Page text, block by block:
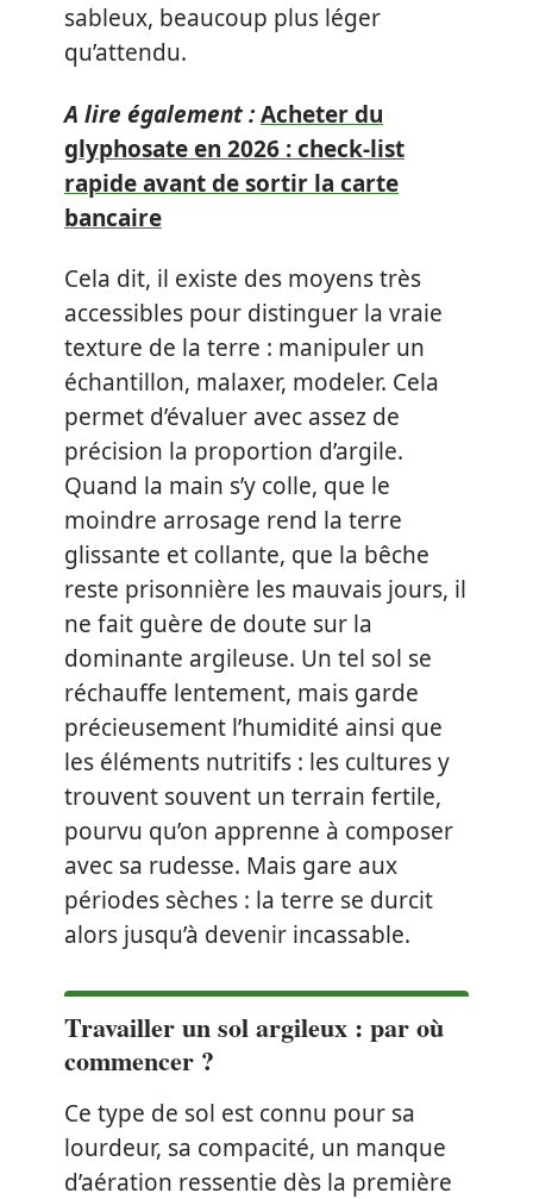
sableux, beaucoup plus léger
qu’attendu.
A lire également :Acheter du
glyphosate en 2026 : check-list
rapide avant de sortir la carte
bancaire
Cela dit, il existe des moyens très
accessibles pour distinguer la vraie
texture de la terre : manipuler un
échantillon, malaxer, modeler. Cela
permet d’évaluer avec assez de
précision la proportion d’argile.
Quand la main s’y colle, que le
moindre arrosage rend la terre
glissante et collante, que la bêche
reste prisonnière les mauvais jours, il
ne fait guère de doute sur la
dominante argileuse. Un tel sol se
réchauffe lentement, mais garde
précieusement l’humidité ainsi que
les éléments nutritifs : les cultures y
trouvent souvent un terrain fertile,
pourvu qu’on apprenne à composer
avec sa rudesse. Mais gare aux
périodes sèches : la terre se durcit
alors jusqu’à devenir incassable.
Travailler un sol argileux : par où
commencer ?
Ce type de sol est connu pour sa
lourdeur, sa compacité, un manque
d’aération ressentie dès la première